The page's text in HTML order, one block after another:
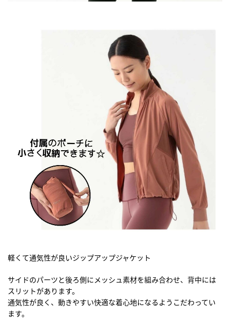
軽くて通気性が良いジップアップジャケット
サイドのパーツと後ろ側にメッシュ素材を組み合わせ、背中には
スリットがあります。
通気性が良く、動きやすい快適な着心地になるようこだわってい
ます。